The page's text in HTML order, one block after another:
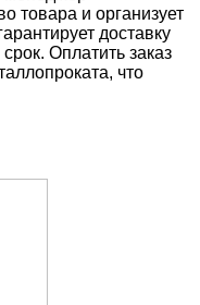
товара и организует
доставку
Оплатить заказ
что